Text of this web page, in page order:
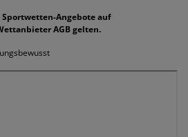
Angebote auf
AGB gelten.